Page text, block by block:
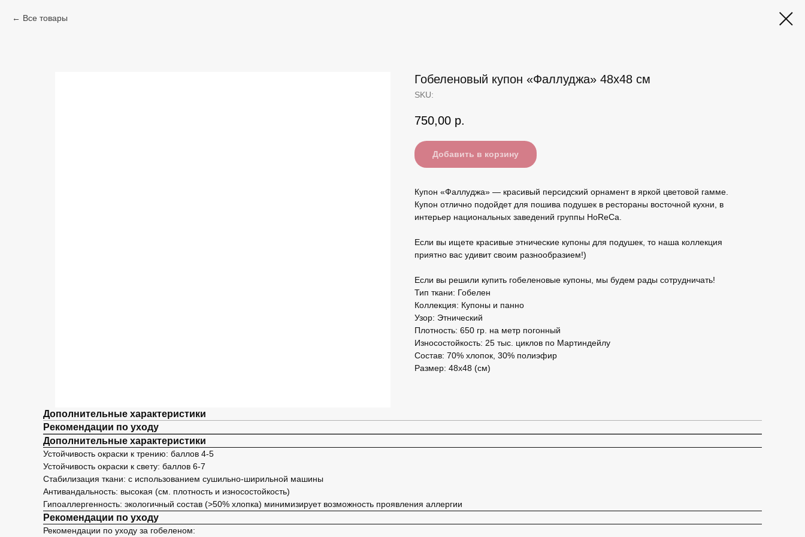
Все товары
Гобеленовый купон «Фаллуджа» 48x48 см
SKU:
750,00 р.
Добавить в корзину
Купон «Фаллуджа» — красивый персидский орнамент в яркой цветовой гамме.
Купон отлично подойдет для пошива подушек в рестораны восточной кухни, в
интерьер национальных заведений группы HoReCa.
Если вы ищете красивые этнические купоны для подушек, то наша коллекция
приятно вас удивит своим разнообразием!)
Если вы решили купить гобеленовые купоны, мы будем рады сотрудничать!
Тип ткани: Гобелен
Коллекция: Купоны и панно
Узор: Этнический
Плотность: 650 гр. на метр погонный
Износостойкость: 25 тыс. циклов по Мартиндейлу
Состав: 70% хлопок, 30% полиэфир
Размер: 48x48 (см)
Дополнительные характеристики
Рекомендации по уходу
Дополнительные характеристики
Устойчивость окраски к трению: баллов 4-5
Устойчивость окраски к свету: баллов 6-7
Стабилизация ткани: с использованием сушильно-ширильной машины
Антивандальность: высокая (см. плотность и износостойкость)
Гипоаллергенность: экологичный состав (>50% хлопка) минимизирует возможность проявления аллергии
Рекомендации по уходу
Рекомендации по уходу за гобеленом: